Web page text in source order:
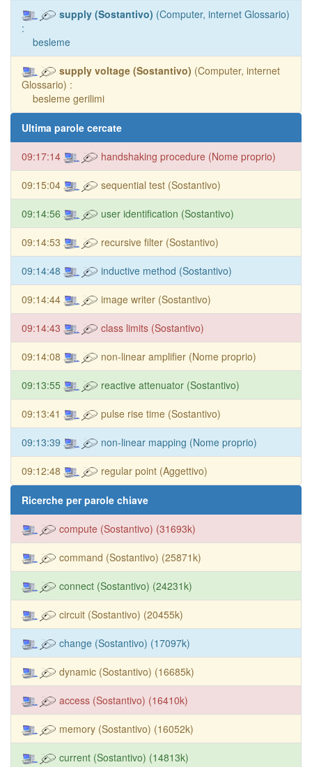
supply (Sostantivo) (Computer, internet Glossario)
:
besleme
supply voltage (Sostantivo) (Computer, internet
Glossario) :
besleme gerilimi
Ultima parole cercate
09:17:14 handshaking procedure (Nome proprio)
09:15:04 sequential test (Sostantivo)
09:14:56 user identification (Sostantivo)
09:14:53 recursive filter (Sostantivo)
09:14:48 inductive method (Sostantivo)
09:14:44 image writer (Sostantivo)
09:14:43 class limits (Sostantivo)
09:14:08 non-linear amplifier (Nome proprio)
09:13:55 reactive attenuator (Sostantivo)
09:13:41 pulse rise time (Sostantivo)
09:13:39 non-linear mapping (Nome proprio)
09:12:48 regular point (Aggettivo)
Ricerche per parole chiave
compute (Sostantivo) (31693k)
command (Sostantivo) (25871k)
connect (Sostantivo) (24231k)
circuit (Sostantivo) (20455k)
change (Sostantivo) (17097k)
dynamic (Sostantivo) (16685k)
access (Sostantivo) (16410k)
memory (Sostantivo) (16052k)
current (Sostantivo) (14813k)